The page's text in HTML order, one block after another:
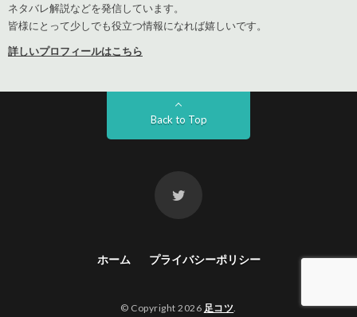
ネタバレ解説などを発信しています。
皆様にとって少しでも役立つ情報になれば嬉しいです。
詳しいプロフィールはこちら
Back to Top
ホーム プライバシーポリシー
© Copyright 2026 足コツ